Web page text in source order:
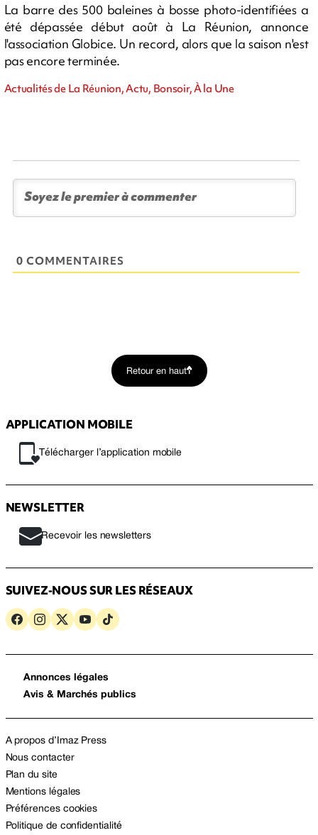
La barre des 500 baleines à bosse photo-identifiées a
été dépassée début août à La Réunion, annonce
l'association Globice. Un record, alors que la saison n'est
pas encore terminée.
Actualités de La Réunion, Actu, Bonsoir, À la Une
0 COMMENTAIRES
Retour en haut
APPLICATION MOBILE
Télécharger l’application mobile
NEWSLETTER
Recevoir les newsletters
SUIVEZ-NOUS SUR LES RÉSEAUX
Annonces légales
Avis & Marchés publics
A propos d’Imaz Press
Nous contacter
Plan du site
Mentions légales
Préférences cookies
Politique de confidentialité